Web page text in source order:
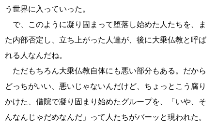
う世界に入っていった。
で、このように凝り固まって堕落し始めた人たちを、ま
た内部否定し、立ち上がった人達が、後に大乗仏教と呼ば
れる人なんだね。
ただもちろん大乗仏教自体にも悪い部分もある。だから
どっちがいい、悪いじゃないんだけど、ちょっとこう腐り
かけた、僧院で凝り固まり始めたグループを、「いや、そ
んなんじゃだめなんだ」って人たちがバーッと現われた。